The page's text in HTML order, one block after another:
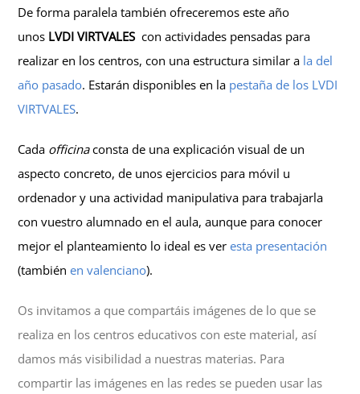
De forma paralela también ofreceremos este año
unos LVDI VIRTVALES con actividades pensadas para
realizar en los centros, con una estructura similar a la del
año pasado. Estarán disponibles en la pestaña de los LVDI
VIRTVALES.
Cada officinaconsta de una explicación visual de un
aspecto concreto, de unos ejercicios para móvil u
ordenador y una actividad manipulativa para trabajarla
con vuestro alumnado en el aula, aunque para conocer
mejor el planteamiento lo ideal es veresta presentación
(tambiénen valenciano).
Os invitamos a que compartáis imágenes de lo que se
realiza en los centros educativos con este material, así
damos más visibilidad a nuestras materias. Para
compartir las imágenes en las redes se pueden usar las